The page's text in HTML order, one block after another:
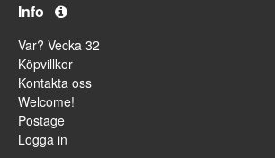
Info
Var? Vecka 32
Köpvillkor
Kontakta oss
Welcome!
Postage
Logga in